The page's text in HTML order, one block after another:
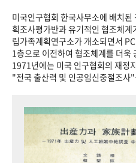
미국인구협회 한국사무소에 배치
획조사평가반과 유기적인 협조체
립가족계획연구소가 개소되면서
1층으로 이전하여 협조체계를 더욱
1971년에는 미국 인구협회의 재정
"전국 출산력 및 인공임신중절조사